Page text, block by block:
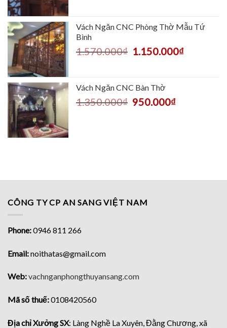
Vách Ngăn CNC Phòng Thờ Mẫu Tứ
Bình
1.570.000₫ 1.150.000₫
Vách Ngăn CNC Bàn Thờ
1.350.000₫ 950.000₫
CÔNG TY CP AN SANG VIỆT NAM
Phone:0946 811 266
Email:noithatas@gmail.com
Web:vachnganphongthuyansang.com
Mã số thuế:0108420560
Địa chỉ Xưởng SX: Làng Nghề La Xuyên, Đằng Chương, xã